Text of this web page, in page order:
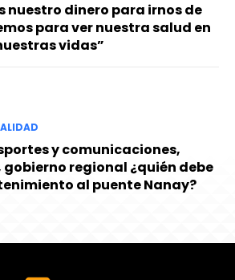
nuestro dinero para irnos de
para ver nuestra salud en
vidas”
y comunicaciones,
gobierno regional ¿quién debe
al puente Nanay?